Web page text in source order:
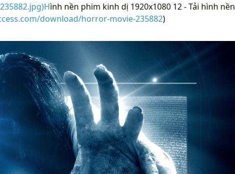
ình nền phim kinh dị 1920x1080 12 - Tải hình nền
download/horror-movie-235882)